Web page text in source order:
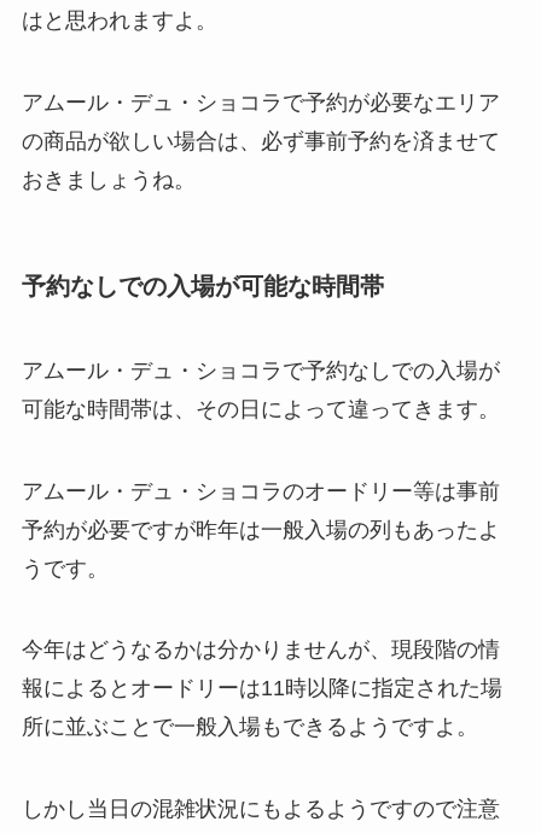
はと思われますよ。
アムール・デュ・ショコラで予約が必要なエリア
の商品が欲しい場合は、必ず事前予約を済ませて
おきましょうね。
予約なしでの入場が可能な時間帯
アムール・デュ・ショコラで予約なしでの入場が
可能な時間帯は、その日によって違ってきます。
アムール・デュ・ショコラのオードリー等は事前
予約が必要ですが昨年は一般入場の列もあったよ
うです。
今年はどうなるかは分かりませんが、現段階の情
報によるとオードリーは11時以降に指定された場
所に並ぶことで一般入場もできるようですよ。
しかし当日の混雑状況にもよるようですので注意